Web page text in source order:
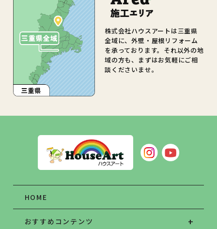
株式会社ハウスアートは三重県
全域に、外壁・屋根リフォーム
を承っております。それ以外の地
域の方も、まずはお気軽にご相
談くださいませ。
HOME
おすすめコンテンツ